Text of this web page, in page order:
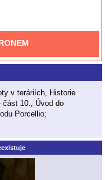
v teráriích, Historie
část 10., Úvod do
Porcellio;